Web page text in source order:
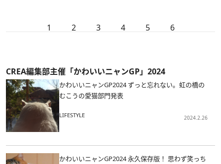
1 2 3 4 5 6
CREA編集部主催「かわいいニャンGP」2024
かわいいニャンGP2024 ずっと忘れない。虹の橋の
むこうの愛猫部門発表
LIFESTYLE 2024.2.26
かわいいニャンGP2024 永久保存版！ 思わず笑っち